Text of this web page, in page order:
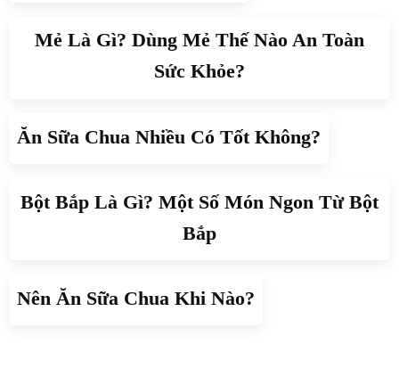
Mẻ Là Gì? Dùng Mẻ Thế Nào An Toàn
Sức Khỏe?
Ăn Sữa Chua Nhiều Có Tốt Không?
Bột Bắp Là Gì? Một Số Món Ngon Từ Bột
Bắp
Nên Ăn Sữa Chua Khi Nào?